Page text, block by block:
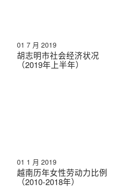
01 7 月 2019
胡志明市社会经济状况
（2019年上半年）
01 1 月 2019
越南历年女性劳动力比例
（2010-2018年）